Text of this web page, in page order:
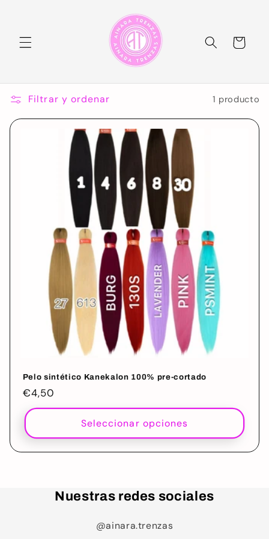
Carrito
Filtrar y ordenar 1 producto
Pelo sintético Kanekalon 100% pre-cortado
Precio
habitual
€4,50
Seleccionar opciones
Nuestras redes sociales
@ainara.trenzas